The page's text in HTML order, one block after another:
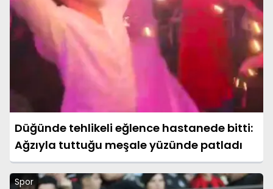
Düğünde tehlikeli eğlence hastanede bitti:
Ağzıyla tuttuğu meşale yüzünde patladı
Spor